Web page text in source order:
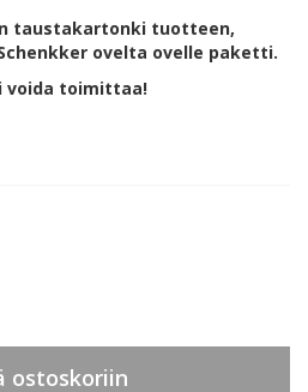
taustakartonki tuotteen,
ovelta ovelle paketti.
voida toimittaa!
ostoskoriin